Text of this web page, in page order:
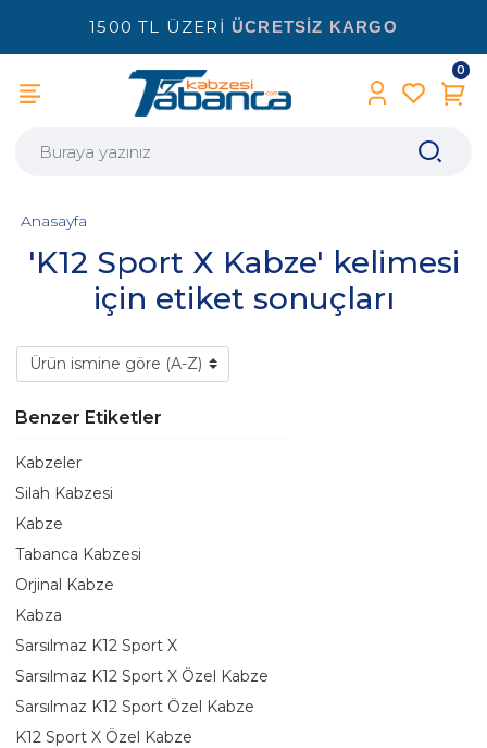
1500 TL ÜZERİ ÜCRETSİZ KARGO
0
'K12 Sport X Kabze' kelimesi
için etiket sonuçları
Anasayfa
Benzer Etiketler
Kabzeler
Silah Kabzesi
Kabze
Tabanca Kabzesi
Orjinal Kabze
Kabza
Sarsılmaz K12 Sport X
Sarsılmaz K12 Sport X Özel Kabze
Sarsılmaz K12 Sport Özel Kabze
K12 Sport X Özel Kabze